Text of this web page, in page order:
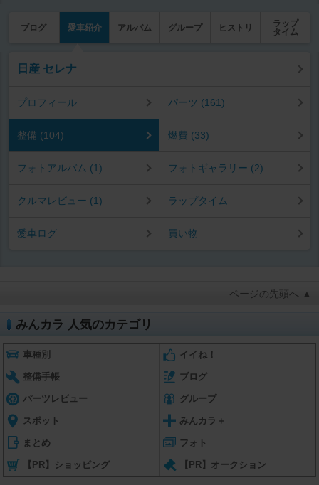
ブログ 愛車紹介 アルバム グループ ヒストリ
ラップ
タイム
日産 セレナ
プロフィール パーツ (161)
整備 (104) 燃費 (33)
フォトアルバム (1) フォトギャラリー (2)
クルマレビュー (1) ラップタイム
愛車ログ 買い物
ページの先頭へ ▲
みんカラ 人気のカテゴリ
車種別 イイね！
整備手帳 ブログ
パーツレビュー グループ
スポット みんカラ＋
まとめ フォト
【PR】ショッピング 【PR】オークション